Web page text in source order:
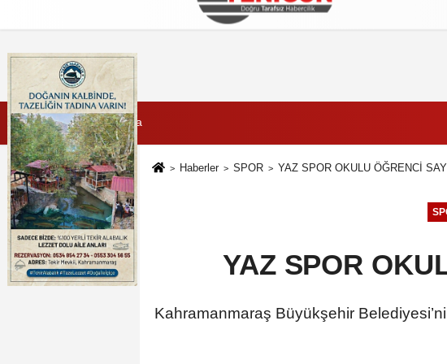
İletişim Çerez Politikası
7 Ağustos 2026, Cuma
Haberler SPOR YAZ SPOR OKULU ÖĞRENCİ
YAZ SPOR
Kahramanmaraş Büyükşehir